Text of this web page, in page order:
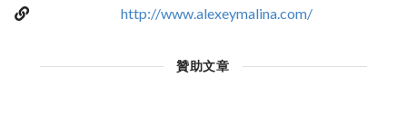
http://www.alexeymalina.com/
贊助文章